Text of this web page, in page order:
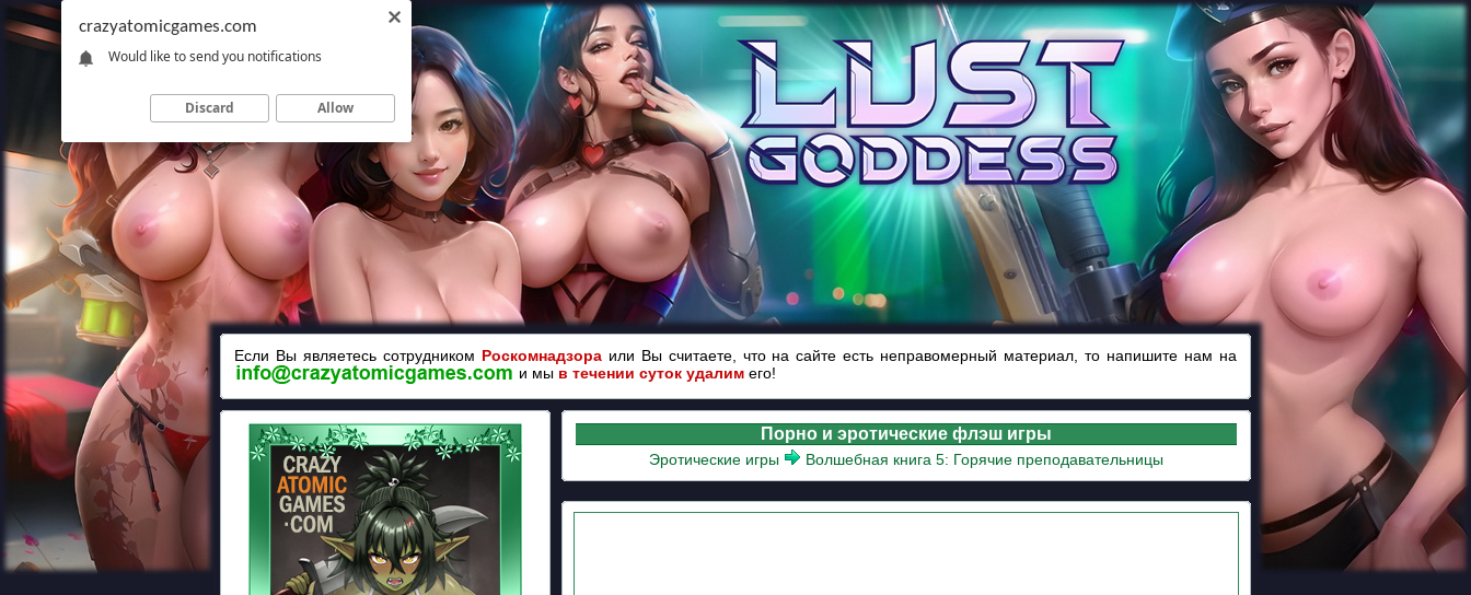
Если Вы являетесь сотрудником Роскомнадзораили Вы считаете, что на сайте есть неправомерный материал, то напишите нам на
и мы в течении суток удалим его!
Порно и эротические флэш игры
Эротические игры Волшебная книга 5: Горячие преподавательницы
crazyatomicgames.com
Would like to send you notifications
Discard Allow